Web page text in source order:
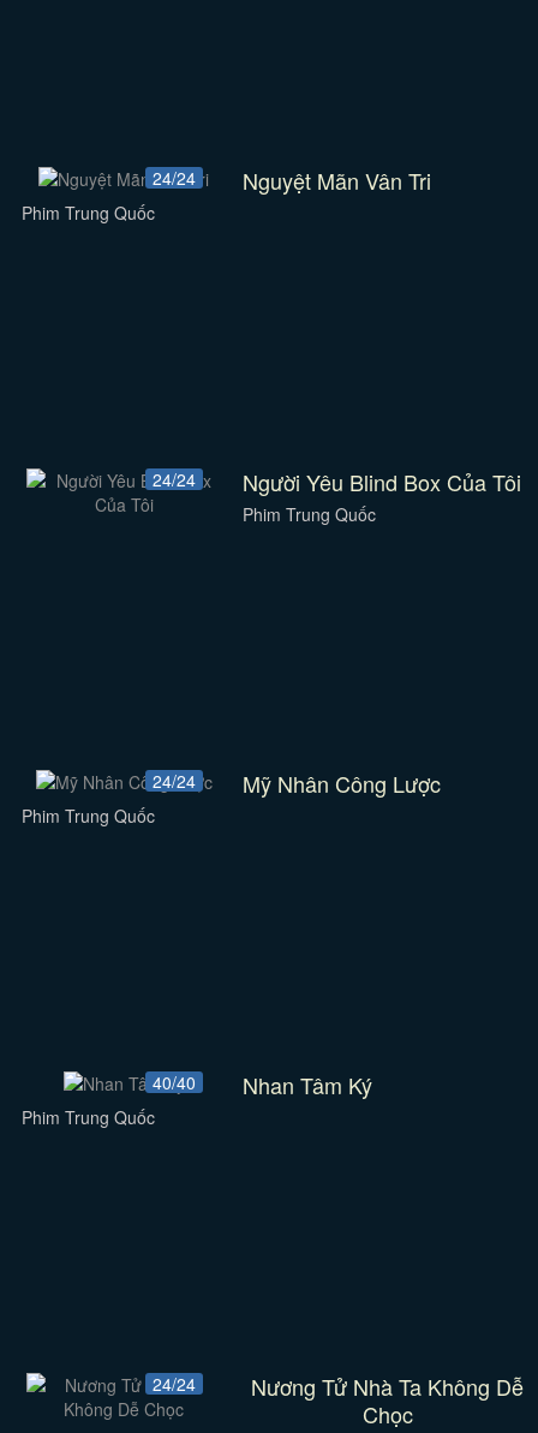
24/24 Nguyệt Mãn Vân Tri
Phim Trung Quốc
24/24 Người Yêu Blind Box Của Tôi
Phim Trung Quốc
24/24 Mỹ Nhân Công Lược
Phim Trung Quốc
40/40 Nhan Tâm Ký
Phim Trung Quốc
24/24
Nương Tử Nhà Ta Không Dễ
Chọc